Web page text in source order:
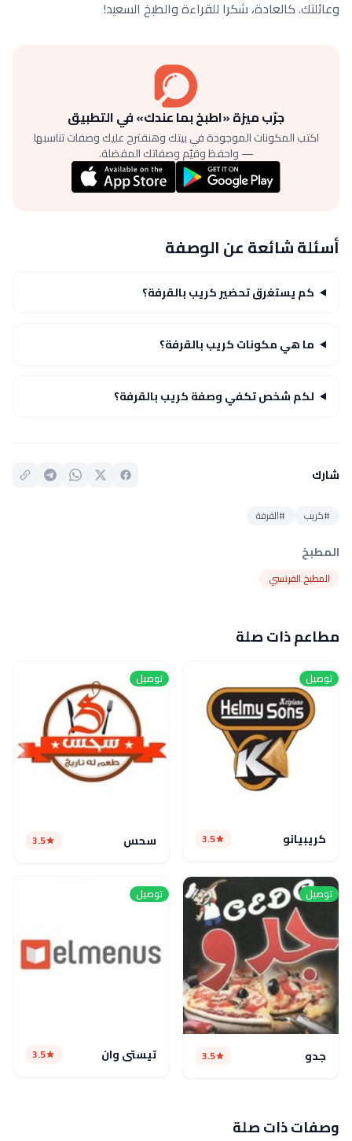
وعائلتك. كالعادة، شكرا للقراءة والطبخ السعيد!
جرّب ميزة «اطبخ بما عندك» في التطبيق
اكتب المكونات الموجودة في بيتك وهنقترح عليك وصفات تناسبها
— واحفظ وقيّم وصفاتك المفضلة.
أسئلة شائعة عن الوصفة
كم يستغرق تحضير كريب بالقرفة؟
ما هي مكونات كريب بالقرفة؟
لكم شخص تكفي وصفة كريب بالقرفة؟
شارك
#كريب #القرفة
المطبخ
المطبخ الفرنسي
مطاعم ذات صلة
توصيل
كريبيانو 3.5
توصيل
سحس 3.5
توصيل
جدو 3.5
توصيل
تيستى وان 3.5
وصفات ذات صلة